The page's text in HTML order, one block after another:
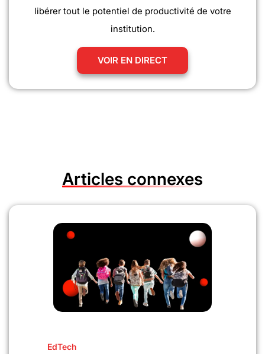
libérer tout le potentiel de productivité de votre
institution.
VOIR EN DIRECT
Articles connexes
EdTech